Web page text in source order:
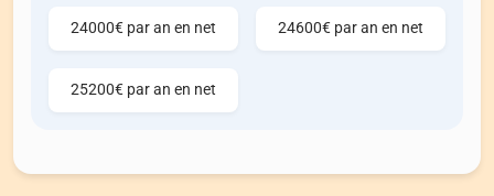
24000€ par an en net 24600€ par an en net
25200€ par an en net